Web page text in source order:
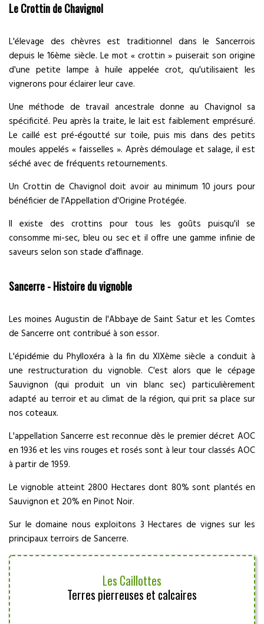
Le Crottin de Chavignol
L'élevage des chèvres est traditionnel dans le Sancerrois
depuis le 16ème siècle. Le mot « crottin » puiserait son origine
d'une petite lampe à huile appelée crot, qu'utilisaient les
vignerons pour éclairer leur cave.
Une méthode de travail ancestrale donne au Chavignol sa
spécificité. Peu après la traite, le lait est faiblement emprésuré.
Le caillé est pré-égoutté sur toile, puis mis dans des petits
moules appelés « faisselles ». Après démoulage et salage, il est
séché avec de fréquents retournements.
Un Crottin de Chavignol doit avoir au minimum 10 jours pour
bénéficier de l'Appellation d'Origine Protégée.
Il existe des crottins pour tous les goûts puisqu'il se
consomme mi-sec, bleu ou sec et il offre une gamme infinie de
saveurs selon son stade d'affinage.
Sancerre - Histoire du vignoble
Les moines Augustin de l'Abbaye de Saint Satur et les Comtes
de Sancerre ont contribué à son essor.
L'épidémie du Phylloxéra à la fin du XIXème siècle a conduit à
une restructuration du vignoble. C'est alors que le cépage
Sauvignon (qui produit un vin blanc sec) particulièrement
adapté au terroir et au climat de la région, qui prit sa place sur
nos coteaux.
L'appellation Sancerre est reconnue dès le premier décret AOC
en 1936 et les vins rouges et rosés sont à leur tour classés AOC
à partir de 1959.
Le vignoble atteint 2800 Hectares dont 80% sont plantés en
Sauvignon et 20% en Pinot Noir.
Sur le domaine nous exploitons 3 Hectares de vignes sur les
principaux terroirs de Sancerre.
Les Caillottes
Terres pierreuses et calcaires